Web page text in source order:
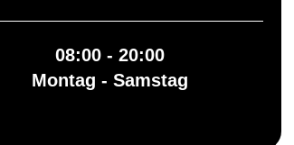
08:00 - 20:00
Montag - Samstag